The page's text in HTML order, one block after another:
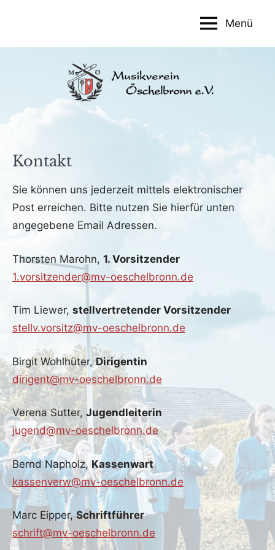
Menü
Kontakt
Sie können uns jederzeit mittels elektronischer
Post erreichen. Bitte nutzen Sie hierfür unten
angegebene Email Adressen.
Thorsten Marohn, 1. Vorsitzender
1.vorsitzender@mv-oeschelbronn.de
Tim Liewer, stellvertretender Vorsitzender
stellv.vorsitz@mv-oeschelbronn.de
Birgit Wohlhüter,Dirigentin
dirigent@mv-oeschelbronn.de
Verena Sutter, Jugendleiterin
jugend@mv-oeschelbronn.de
Bernd Napholz, Kassenwart
kassenverw@mv-oeschelbronn.de
Marc Eipper,Schriftführer
schrift@mv-oeschelbronn.de